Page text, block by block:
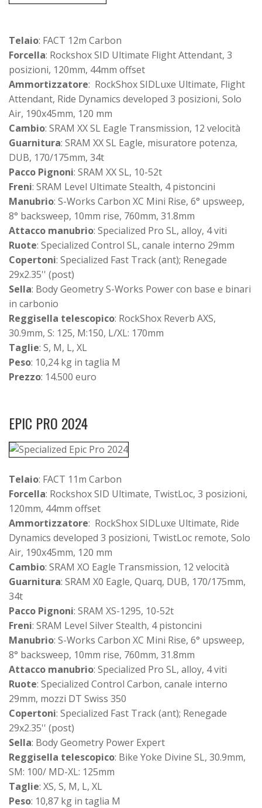
Telaio: FACT 12m Carbon
Forcella: Rockshox SID Ultimate Flight Attendant, 3
posizioni, 120mm, 44mm offset
Ammortizzatore: RockShox SIDLuxe Ultimate, Flight
Attendant, Ride Dynamics developed 3 posizioni, Solo
Air, 190x45mm, 120 mm
Cambio: SRAM XX SL Eagle Transmission, 12 velocità
Guarnitura: SRAM XX SL Eagle, misuratore potenza,
DUB, 170/175mm, 34t
Pacco Pignoni: SRAM XX SL, 10-52t
Freni: SRAM Level Ultimate Stealth, 4 pistoncini
Manubrio: S-Works Carbon XC Mini Rise, 6° upsweep,
8° backsweep, 10mm rise, 760mm, 31.8mm
Attacco manubrio: Specialized Pro SL, alloy, 4 viti
Ruote: Specialized Control SL, canale interno 29mm
Copertoni: Specialized Fast Track (ant); Renegade
29x2.35'' (post)
Sella: Body Geometry S-Works Power con base e binari
in carbonio
Reggisella telescopico: RockShox Reverb AXS,
30.9mm, S: 125, M:150, L/XL: 170mm
Taglie: S, M, L, XL
Peso: 10,24 kg in taglia M
Prezzo: 14.500 euro
EPIC PRO 2024
Telaio: FACT 11m Carbon
Forcella: Rockshox SID Ultimate, TwistLoc, 3 posizioni,
120mm, 44mm offset
Ammortizzatore: RockShox SIDLuxe Ultimate, Ride
Dynamics developed 3 posizioni, TwistLoc remote, Solo
Air, 190x45mm, 120 mm
Cambio: SRAM XO Eagle Transmission, 12 velocità
Guarnitura: SRAM X0 Eagle, Quarq, DUB, 170/175mm,
34t
Pacco Pignoni: SRAM XS-1295, 10-52t
Freni: SRAM Level Silver Stealth, 4 pistoncini
Manubrio: S-Works Carbon XC Mini Rise, 6° upsweep,
8° backsweep, 10mm rise, 760mm, 31.8mm
Attacco manubrio: Specialized Pro SL, alloy, 4 viti
Ruote: Specialized Control Carbon, canale interno
29mm, mozzi DT Swiss 350
Copertoni: Specialized Fast Track (ant); Renegade
29x2.35'' (post)
Sella: Body Geometry Power Expert
Reggisella telescopico: Bike Yoke Divine SL, 30.9mm,
SM: 100/ MD-XL: 125mm
Taglie: XS, S, M, L, XL
Peso: 10,87 kg in taglia M